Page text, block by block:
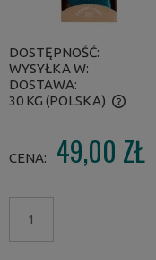
DOSTĘPNOŚĆ:
WYSYŁKA W:
DOSTAWA:
30 KG (POLSKA)
CENA NIE ZAWIERA
CENA: 49,00 ZŁ